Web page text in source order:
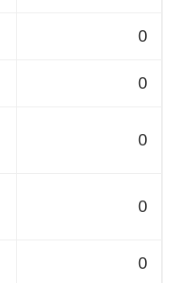
0
0
0
0
0